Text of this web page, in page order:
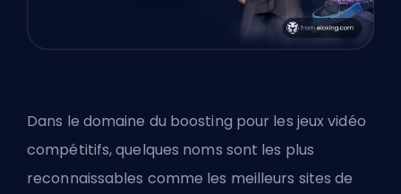
Dans le domaine du boosting pour les jeux vidéo
compétitifs, quelques noms sont les plus
reconnaissables comme les meilleurs sites de